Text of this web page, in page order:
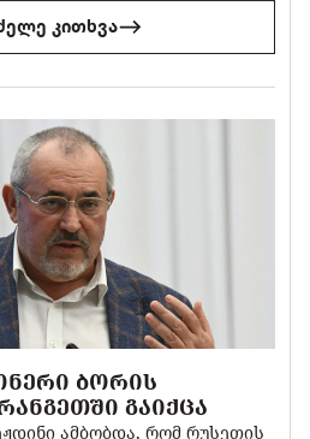
კითხვა
ᲑᲝᲠᲘᲡ
ᲒᲐᲘᲥᲪᲐ
ამბობდა, რომ რუსეთის